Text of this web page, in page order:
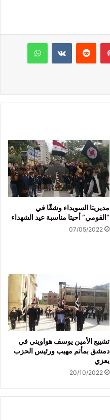
بينتيريست
مديريتا السويداء وشقّا في
“القومي” أحيتا مناسبة عيد الشهداء
07/05/2022
تشييع الأمين يوسف هواويني في
دمشق بمأتم مهيب ورئيس الحزب
يعزي
20/10/2022